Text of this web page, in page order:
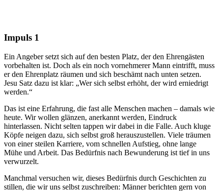
Impuls 1
Ein Angeber setzt sich auf den besten Platz, der den Ehrengästen
vorbehalten ist. Doch als ein noch vornehmerer Mann eintrifft, muss
er den Ehrenplatz räumen und sich beschämt nach unten setzen.
Jesu Satz dazu ist klar: „Wer sich selbst erhöht, der wird erniedrigt
werden.“
Das ist eine Erfahrung, die fast alle Menschen machen – damals wie
heute. Wir wollen glänzen, anerkannt werden, Eindruck
hinterlassen. Nicht selten tappen wir dabei in die Falle. Auch kluge
Köpfe neigen dazu, sich selbst groß herauszustellen. Viele träumen
von einer steilen Karriere, vom schnellen Aufstieg, ohne lange
Mühe und Arbeit. Das Bedürfnis nach Bewunderung ist tief in uns
verwurzelt.
Manchmal versuchen wir, dieses Bedürfnis durch Geschichten zu
stillen, die wir uns selbst zuschreiben: Männer berichten gern von